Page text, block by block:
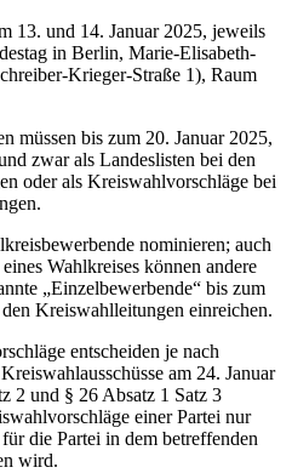
13. und 14. Januar 2025, jeweils
in Berlin, Marie-Elisabeth-
Krieger-Straße 1), Raum
müssen bis zum 20. Januar 2025,
zwar als Landeslisten bei den
oder als Kreiswahlvorschläge bei
nominieren; auch
Wahlkreises können andere
„Einzelbewerbende“ bis zum
Kreiswahlleitungen einreichen.
entscheiden je nach
am 24. Januar
2 und § 26 Absatz 1 Satz 3
einer Partei nur
die Partei in dem betreffenden
wird.